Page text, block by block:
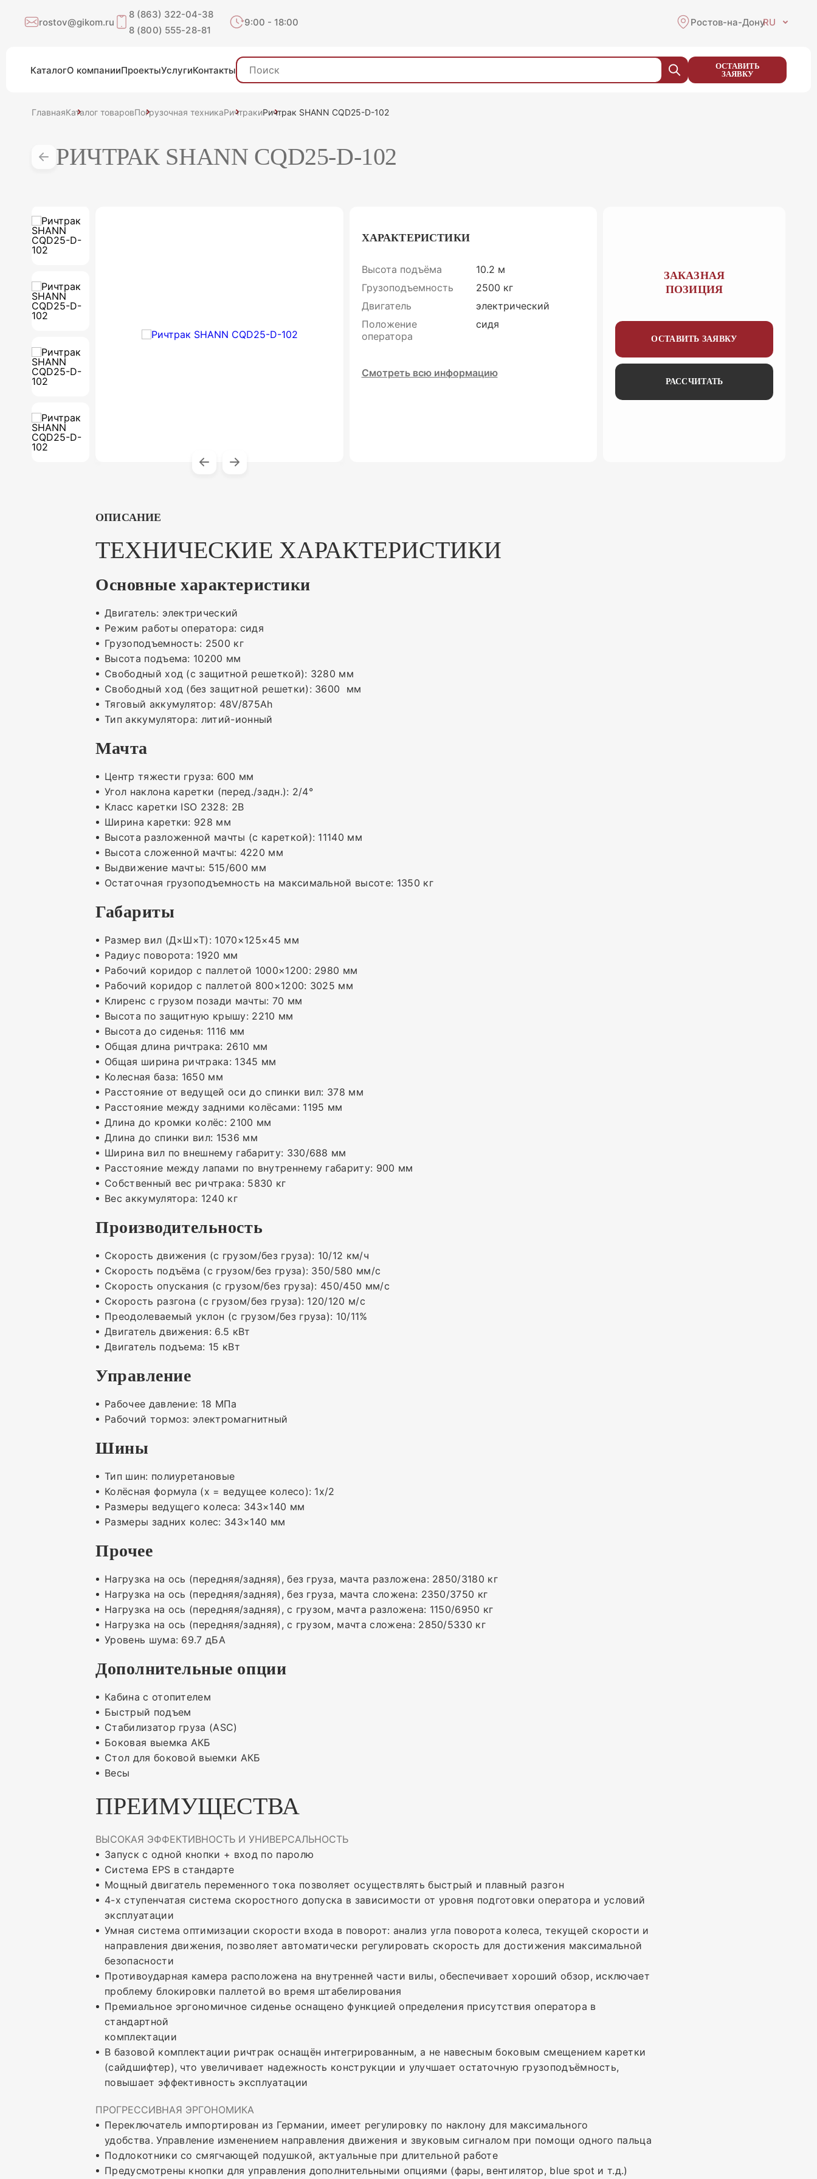
rostov@gikom.ru
8 (863) 322-04-38
8 (800) 555-28-81
9:00 - 18:00 Ростов-на-ДонуRU
КаталогО компанииПроектыУслугиКонтакты
ОСТАВИТЬ
ЗАЯВКУ
ГлавнаяКаталог товаровПогрузочная техникаРичтракиРичтрак SHANN CQD25-D-102
РИЧТРАК SHANN CQD25-D-102
ХАРАКТЕРИСТИКИ
Высота подъёма
10.2 м
Грузоподъемность
2500 кг
Двигатель
электрический
Положение
оператора
сидя
Смотреть всю информацию
ЗАКАЗНАЯ
ПОЗИЦИЯ
ОСТАВИТЬ ЗАЯВКУ
РАССЧИТАТЬ
ОПИСАНИЕ
ТЕХНИЧЕСКИЕ ХАРАКТЕРИСТИКИ
Основные характеристики
Двигатель: электрический
Режим работы оператора: сидя
Грузоподъемность: 2500 кг
Высота подъема: 10200 мм
Свободный ход (с защитной решеткой): 3280 мм
Свободный ход (без защитной решетки): 3600 мм
Тяговый аккумулятор: 48V/875Ah
Тип аккумулятора: литий-ионный
Мачта
Центр тяжести груза: 600 мм
Угол наклона каретки (перед./задн.): 2/4°
Класс каретки ISO 2328: 2B
Ширина каретки: 928 мм
Высота разложенной мачты (с кареткой): 11140 мм
Высота сложенной мачты: 4220 мм
Выдвижение мачты: 515/600 мм
Остаточная грузоподъемность на максимальной высоте: 1350 кг
Габариты
Размер вил (Д×Ш×Т): 1070×125×45 мм
Радиус поворота: 1920 мм
Рабочий коридор с паллетой 1000×1200: 2980 мм
Рабочий коридор с паллетой 800×1200: 3025 мм
Клиренс с грузом позади мачты: 70 мм
Высота по защитную крышу: 2210 мм
Высота до сиденья: 1116 мм
Общая длина ричтрака: 2610 мм
Общая ширина ричтрака: 1345 мм
Колесная база: 1650 мм
Расстояние от ведущей оси до спинки вил: 378 мм
Расстояние между задними колёсами: 1195 мм
Длина до кромки колёс: 2100 мм
Длина до спинки вил: 1536 мм
Ширина вил по внешнему габариту: 330/688 мм
Расстояние между лапами по внутреннему габариту: 900 мм
Собственный вес ричтрака: 5830 кг
Вес аккумулятора: 1240 кг
Производительность
Скорость движения (с грузом/без груза): 10/12 км/ч
Скорость подъёма (с грузом/без груза): 350/580 мм/с
Скорость опускания (с грузом/без груза): 450/450 мм/с
Скорость разгона (с грузом/без груза): 120/120 м/с
Преодолеваемый уклон (с грузом/без груза): 10/11%
Двигатель движения: 6.5 кВт
Двигатель подъема: 15 кВт
Управление
Рабочее давление: 18 МПа
Рабочий тормоз: электромагнитный
Шины
Тип шин: полиуретановые
Колёсная формула (x = ведущее колесо): 1x/2
Размеры ведущего колеса: 343×140 мм
Размеры задних колес: 343×140 мм
Прочее
Нагрузка на ось (передняя/задняя), без груза, мачта разложена: 2850/3180 кг
Нагрузка на ось (передняя/задняя), без груза, мачта сложена: 2350/3750 кг
Нагрузка на ось (передняя/задняя), с грузом, мачта разложена: 1150/6950 кг
Нагрузка на ось (передняя/задняя), с грузом, мачта сложена: 2850/5330 кг
Уровень шума: 69.7 дБА
Дополнительные опции
Кабина с отопителем
Быстрый подъем
Стабилизатор груза (ASC)
Боковая выемка АКБ
Стол для боковой выемки АКБ
Весы
ПРЕИМУЩЕСТВА
ВЫСОКАЯ ЭФФЕКТИВНОСТЬ И УНИВЕРСАЛЬНОСТЬ
Запуск с одной кнопки + вход по паролю
Система EPS в стандарте
Мощный двигатель переменного тока позволяет осуществлять быстрый и плавный разгон
4-х ступенчатая система скоростного допуска в зависимости от уровня подготовки оператора и условий
эксплуатации
Умная система оптимизации скорости входа в поворот: анализ угла поворота колеса, текущей скорости и
направления движения, позволяет автоматически регулировать скорость для достижения максимальной
безопасности
Противоударная камера расположена на внутренней части вилы, обеспечивает хороший обзор, исключает
проблему блокировки паллетой во время штабелирования
Премиальное эргономичное сиденье оснащено функцией определения присутствия оператора в
стандартной
комплектации
В базовой комплектации ричтрак оснащён интегрированным, а не навесным боковым смещением каретки
(сайдшифтер), что увеличивает надежность конструкции и улучшает остаточную грузоподъёмность,
повышает эффективность эксплуатации
ПРОГРЕССИВНАЯ ЭРГОНОМИКА
Переключатель импортирован из Германии, имеет регулировку по наклону для максимального
удобства. Управление изменением направления движения и звуковым сигналом при помощи одного пальца
Подлокотники со смягчающей подушкой, актуальные при длительной работе
Предусмотрены кнопки для управления дополнительными опциями (фары, вентилятор, blue spot и т.д.)